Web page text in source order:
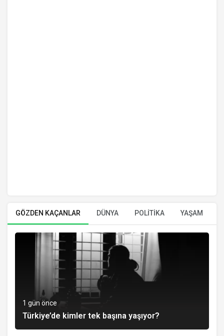
GÖZDEN KAÇANLAR DÜNYA POLİTİKA YAŞAM
1 gün önce
Türkiye’de kimler tek başına yaşıyor?